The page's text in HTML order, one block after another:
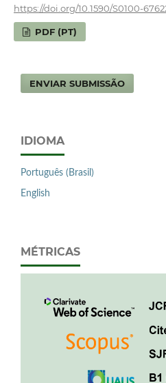
https://doi.org/10.1590/S0100-
PDF (PT)
ENVIAR SUBMISSÃO
IDIOMA
Português (Brasil)
English
MÉTRICAS